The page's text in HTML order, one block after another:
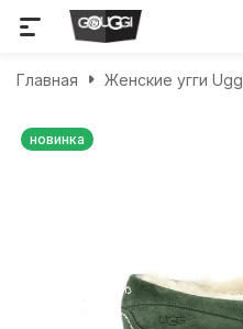
Главная Женские угги Ugg
новинка